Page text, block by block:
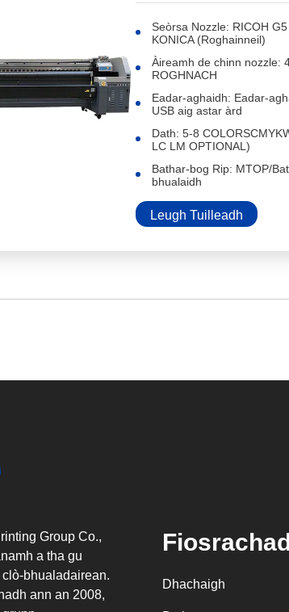
Seòrsa Nozzle: RICOH
KONICA (Roghainneil)
Àireamh de chinn nozzle:
ROGHNACH
Eadar-aghaidh: Eadar-
USB aig astar àrd
Dath: 5-8
LC LM OPTIONAL)
Bathar-bog Rip: MTOP/
bhualaidh
Leugh Tuilleadh
Group Co.,
a tha gu
clò-bhualadairean.
ann an 2008,
Dhachaigh